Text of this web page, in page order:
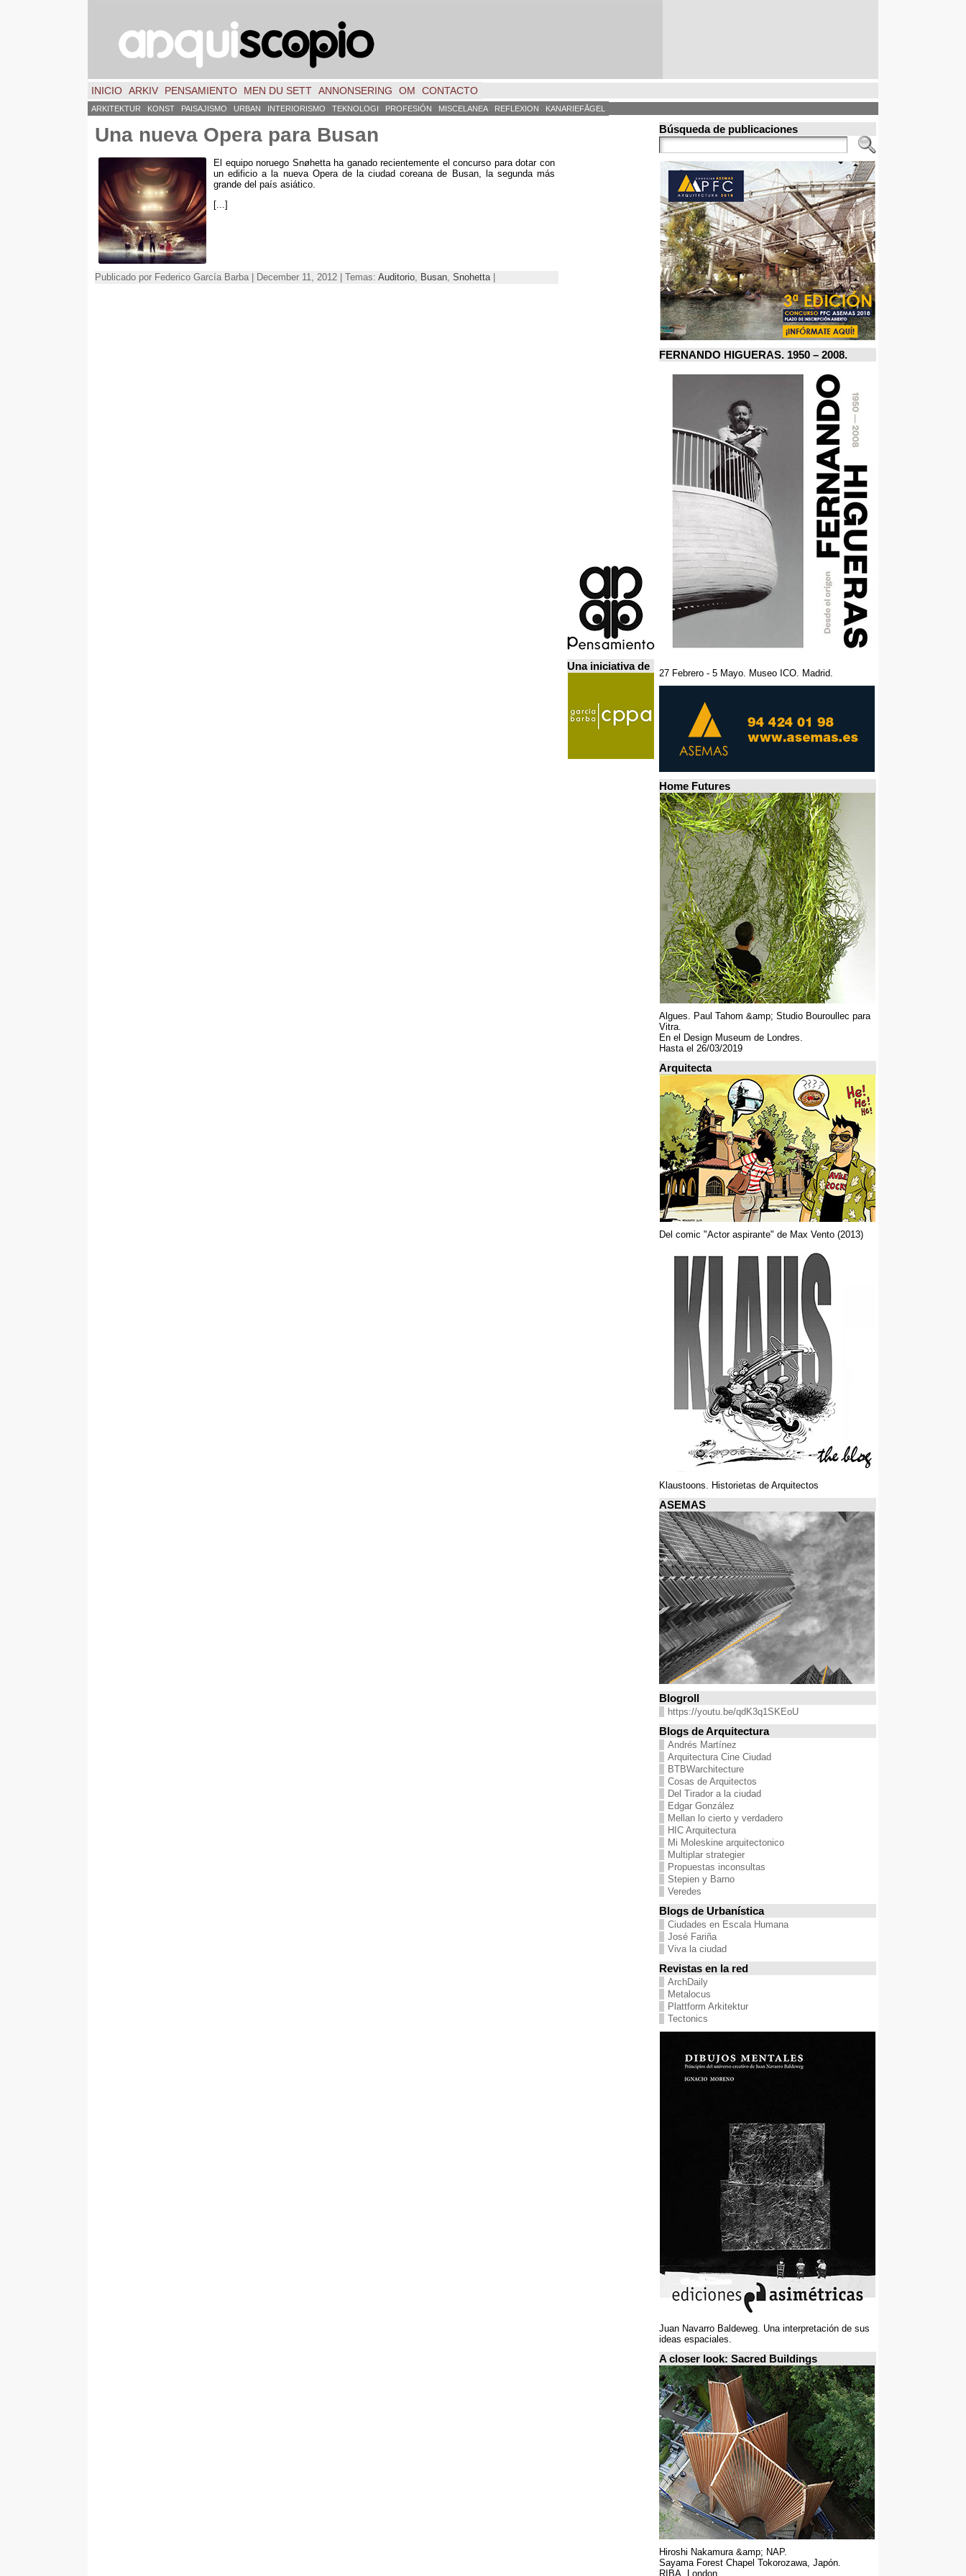
INICIO ARKIV PENSAMIENTO MEN DU SETT ANNONSERING OM CONTACTO
ARKITEKTUR KONST PAISAJISMO URBAN INTERIORISMO TEKNOLOGI PROFESIÓN MISCELANEA REFLEXION KANARIEFÅGEL
Una nueva Opera para Busan
El equipo noruego Snøhetta ha ganado recientemente el concurso para dotar con
un edificio a la nueva Opera de la ciudad coreana de Busan,
la segunda más
grande del país asiático
[...]
Publicado por Federico García Barba | December 11, 2012 | Temas: Auditorio Busan Snohetta
Una iniciativa de
Búsqueda de publicaciones
FERNANDO HIGUERAS. 1950 – 2008.
27 Febrero - 5 Mayo. Museo ICO. Madrid.
Home Futures
Algues. Paul Tahom &amp; Studio Bouroullec para
Vitra.
En el Design Museum de Londres.
Hasta el 26/03/2019
Arquitecta
Del comic "Actor aspirante" de Max Vento (2013)
Klaustoons. Historietas de Arquitectos
ASEMAS
Blogroll
https://youtu.be/qdK3q1SKEoU
Blogs de Arquitectura
Andrés Martínez
Arquitectura Cine Ciudad
BTBWarchitecture
Cosas de Arquitectos
Del Tirador a la ciudad
Edgar González
Mellan lo cierto y verdadero
HIC Arquitectura
Mi Moleskine arquitectonico
Multiplar strategier
Propuestas inconsultas
Stepien y Barno
Veredes
Blogs de Urbanística
Ciudades en Escala Humana
José Fariña
Viva la ciudad
Revistas en la red
ArchDaily
Metalocus
Plattform Arkitektur
Tectonics
Juan Navarro Baldeweg. Una interpretación de sus
ideas espaciales.
A closer look: Sacred Buildings
Hiroshi Nakamura &amp; NAP.
Sayama Forest Chapel Tokorozawa, Japón.
RIBA, London.